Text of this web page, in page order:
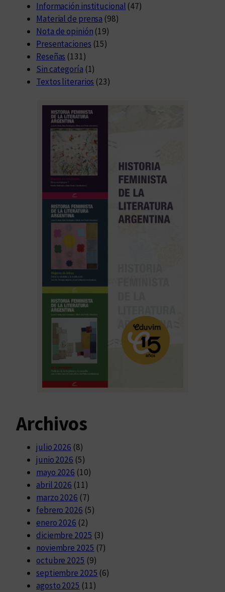
Información institucional (47)
Material de prensa (98)
Nota de opinión (19)
Presentaciones (15)
Reseñas (131)
Sin categoría (1)
Textos literarios (23)
Archivos
julio 2026 (8)
junio 2026 (5)
mayo 2026 (10)
abril 2026 (11)
marzo 2026 (7)
febrero 2026 (5)
enero 2026 (2)
diciembre 2025 (3)
noviembre 2025 (7)
octubre 2025 (9)
septiembre 2025 (6)
agosto 2025 (11)